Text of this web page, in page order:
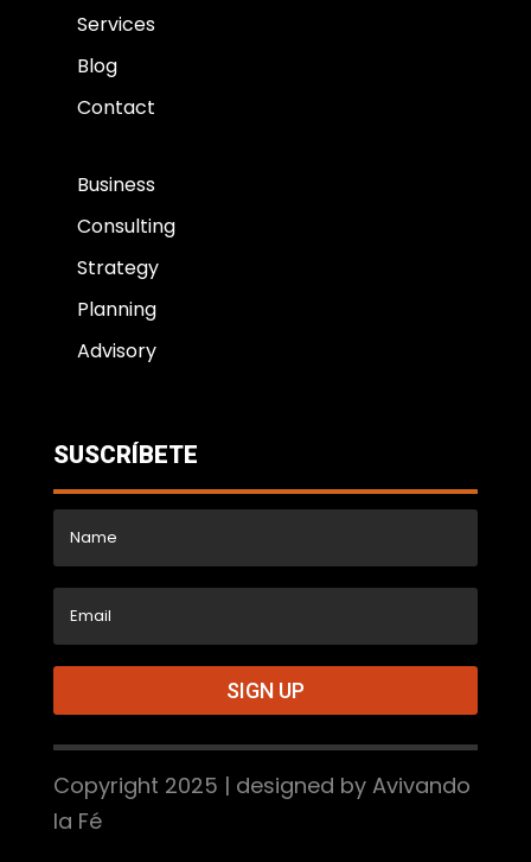
Services
Blog
Contact
Business
Consulting
Strategy
Planning
Advisory
SUSCRÍBETE
SIGN UP
Copyright 2025 | designed by Avivando
la Fé